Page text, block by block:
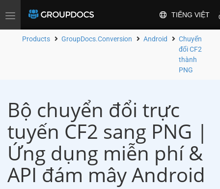
Toggle
TIẾNG VIỆT
Products GroupDocs.Conversion Android
Chuyển
đổi CF2
thành
PNG
Bộ chuyển đổi trực
tuyến CF2 sang PNG |
Ứng dụng miễn phí &
API đám mây Android